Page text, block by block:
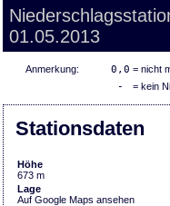
01.05.2013
Anmerkung: 0,0 = nicht
- = kein
Stationsdaten
Höhe
673 m
Lage
Auf Google Maps ansehen